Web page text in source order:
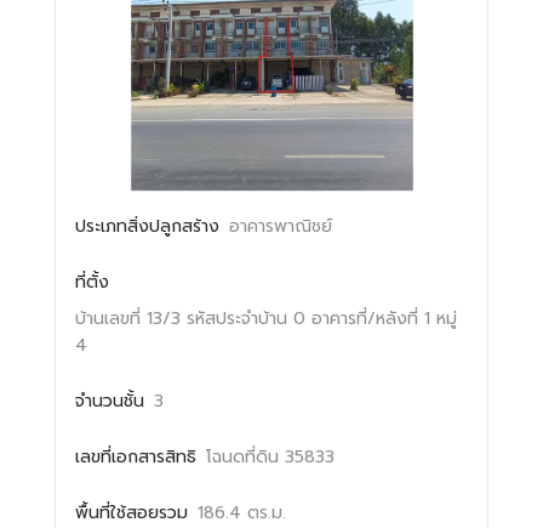
ประเภทสิ่งปลูกสร้าง อาคารพาณิชย์
ที่ตั้ง
บ้านเลขที่ 13/3 รหัสประจำบ้าน 0 อาคารที่/หลังที่ 1 หมู่
4
จำนวนชั้น 3
เลขที่เอกสารสิทธิ โฉนดที่ดิน 35833
พื้นที่ใช้สอยรวม 186.4 ตร.ม.